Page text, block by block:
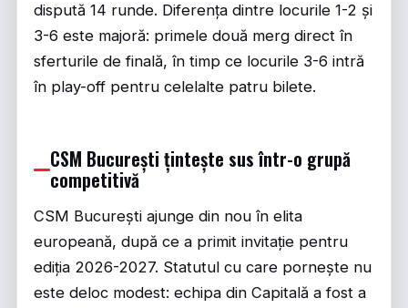
dispută 14 runde. Diferența dintre locurile 1-2 și
3-6 este majoră: primele două merg direct în
sferturile de finală, în timp ce locurile 3-6 intră
în play-off pentru celelalte patru bilete.
CSM București țintește sus într-o grupă
competitivă
CSM București ajunge din nou în elita
europeană, după ce a primit invitație pentru
ediția 2026-2027. Statutul cu care pornește nu
este deloc modest: echipa din Capitală a fost a